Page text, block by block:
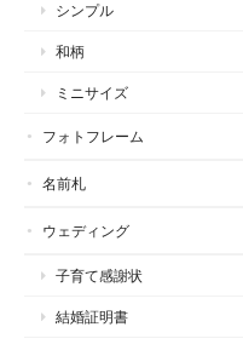
シンプル
和柄
ミニサイズ
フォトフレーム
名前札
ウェディング
子育て感謝状
結婚証明書